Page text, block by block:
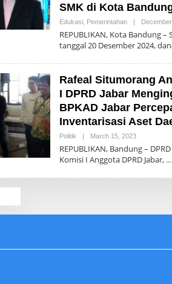
SMK di Kota
Edukasi, Pemerintahan |
REPUBLIKAN, Kota Bandung –
tanggal 20 Desember 2024,
Rafeal Situmorang
I DPRD Jabar
BPKAD Jabar
Inventarisasi Aset
Politik | March 15, 2023B
R
E
U
REPUBLIKAN, Bandung –
Komisi I Anggota DPRD Jabar,